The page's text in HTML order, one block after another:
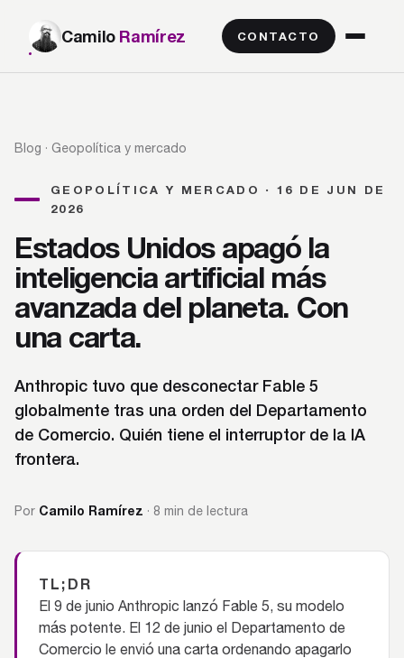
Camilo Ramírez CONTACTO
Blog · Geopolítica y mercado
GEOPOLÍTICA Y MERCADO · 16 DE JUN DE
2026
Estados Unidos apagó la
inteligencia artificial más
avanzada del planeta. Con
una carta.
Anthropic tuvo que desconectar Fable 5
globalmente tras una orden del Departamento
de Comercio. Quién tiene el interruptor de la IA
frontera.
Por Camilo Ramírez · 8 min de lectura
TL;DR
El 9 de junio Anthropic lanzó Fable 5, su modelo
más potente. El 12 de junio el Departamento de
Comercio le envió una carta ordenando apagarlo